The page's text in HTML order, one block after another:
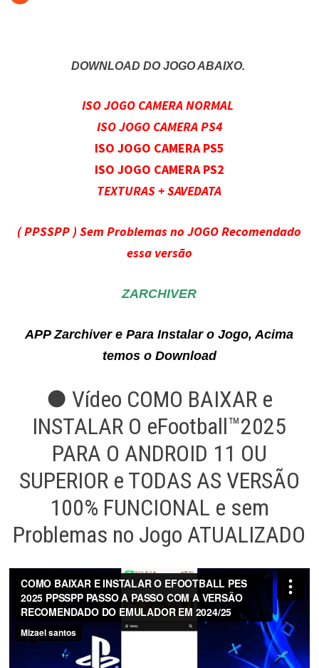
DOWNLOAD DO JOGO ABAIXO.
ISO JOGO CAMERA NORMAL
ISO JOGO CAMERA PS4
ISO JOGO CAMERA PS5
ISO JOGO CAMERA PS2
TEXTURAS + SAVEDATA
( PPSSPP ) Sem Problemas no JOGO Recomendado
essa versão
ZARCHIVER
APP Zarchiver e Para Instalar o Jogo, Acima
temos o Download
● Vídeo COMO BAIXAR e
INSTALAR O eFootball™2025
PARA O ANDROID 11 OU
SUPERIOR e TODAS AS VERSÃO
100% FUNCIONAL e sem
Problemas no Jogo ATUALIZADO